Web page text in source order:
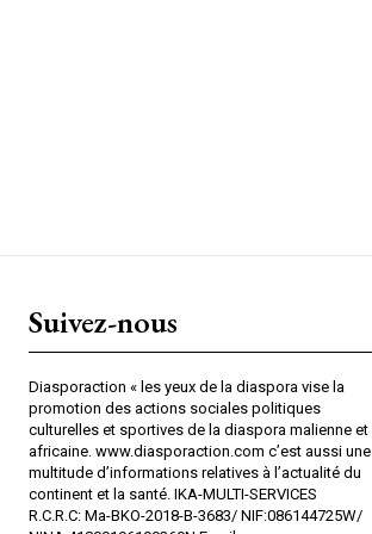
Suivez-nous
Diasporaction « les yeux de la diaspora vise la
promotion des actions sociales politiques
culturelles et sportives de la diaspora malienne et
africaine. www.diasporaction.com c’est aussi une
multitude d’informations relatives à l’actualité du
continent et la santé. IKA-MULTI-SERVICES
R.C.R.C: Ma-BKO-2018-B-3683/ NIF:086144725W/